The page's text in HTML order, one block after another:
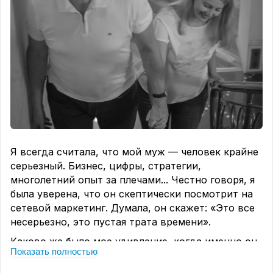
Я всегда считала, что мой муж — человек крайне
серьезный. Бизнес, цифры, стратегии,
многолетний опыт за плечами... Честно говоря, я
была уверена, что он скептически посмотрит на
сетевой маркетинг. Думала, он скажет: «Это все
несерьезно, это пустая трата времени».
Каково же было мое удивление, когда именно он
предложил мне попробовать биснес с Greenway!
Показать полностью